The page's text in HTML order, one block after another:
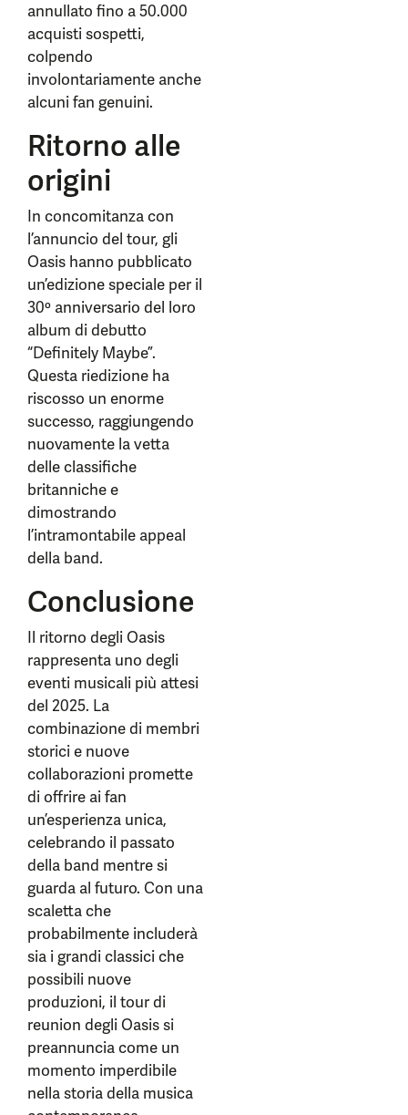
annullato fino a 50.000
acquisti sospetti,
colpendo
involontariamente anche
alcuni fan genuini.
Ritorno alle
origini
In concomitanza con
l’annuncio del tour, gli
Oasis hanno pubblicato
un’edizione speciale per il
30º anniversario del loro
album di debutto
“Definitely Maybe”.
Questa riedizione ha
riscosso un enorme
successo, raggiungendo
nuovamente la vetta
delle classifiche
britanniche e
dimostrando
l’intramontabile appeal
della band.
Conclusione
Il ritorno degli Oasis
rappresenta uno degli
eventi musicali più attesi
del 2025. La
combinazione di membri
storici e nuove
collaborazioni promette
di offrire ai fan
un’esperienza unica,
celebrando il passato
della band mentre si
guarda al futuro. Con una
scaletta che
probabilmente includerà
sia i grandi classici che
possibili nuove
produzioni, il tour di
reunion degli Oasis si
preannuncia come un
momento imperdibile
nella storia della musica